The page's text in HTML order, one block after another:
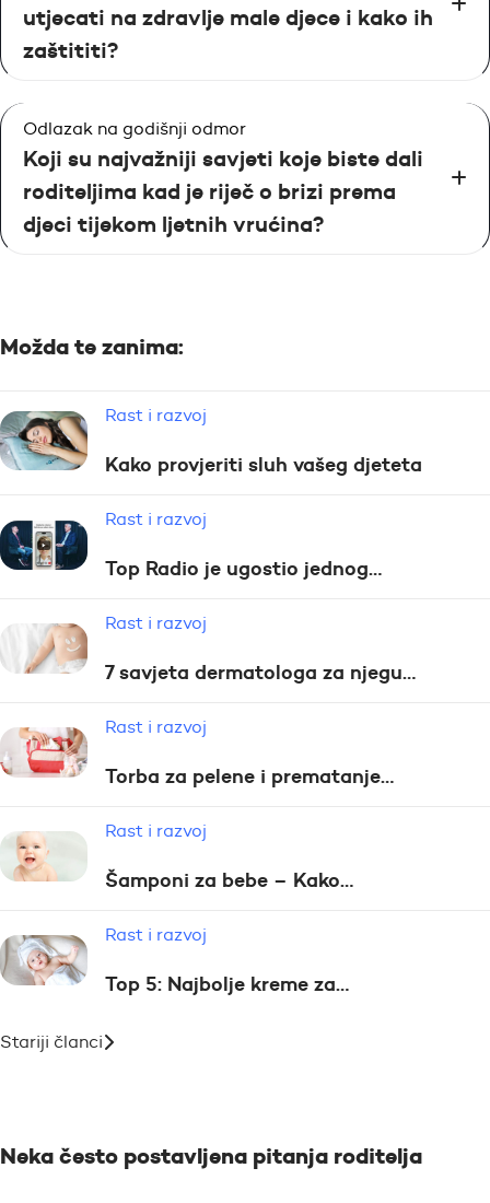
utjecati na zdravlje male djece i kako ih
zaštititi?
Odlazak na godišnji odmor
Koji su najvažniji savjeti koje biste dali
roditeljima kad je riječ o brizi prema
djeci tijekom ljetnih vrućina?
Možda te zanima:
Rast i razvoj
Kako provjeriti sluh vašeg djeteta
Rast i razvoj
Top Radio je ugostio jednog…
Rast i razvoj
7 savjeta dermatologa za njegu…
Rast i razvoj
Torba za pelene i prematanje…
Rast i razvoj
Šamponi za bebe – Kako…
Rast i razvoj
Top 5: Najbolje kreme za…
Stariji članci
Neka često postavljena pitanja roditelja